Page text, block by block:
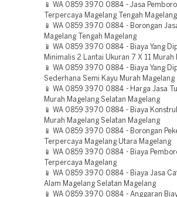
📱 WA 0859 3970 0884 - Jasa
Terpercaya Magelang Tengah Magelang
📱 WA 0859 3970 0884 - Borongan
Magelang Tengah Magelang
📱 WA 0859 3970 0884 - Biaya Yang
Minimalis 2 Lantai Ukuran 7 X 11
📱 WA 0859 3970 0884 - Biaya Yang
Sederhana Semi Kayu Murah Magelang
📱 WA 0859 3970 0884 - Harga Jasa
Murah Magelang Selatan Magelang
📱 WA 0859 3970 0884 - Biaya
Murah Magelang Selatan Magelang
📱 WA 0859 3970 0884 - Borongan
Terpercaya Magelang Utara Magelang
📱 WA 0859 3970 0884 - Biaya
Terpercaya Magelang
📱 WA 0859 3970 0884 - Biaya Jasa
Alam Magelang Selatan Magelang
📱 WA 0859 3970 0884 - Anggaran